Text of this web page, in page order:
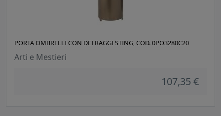
PORTA OMBRELLI CON DEI RAGGI STING, COD. 0PO3280C20
Arti e Mestieri
107,35 €